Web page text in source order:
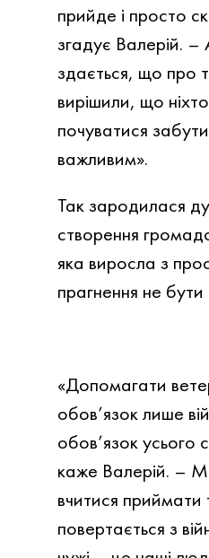
прийде і просто
згадує Валерій. –
здається, що про
вирішили, що
почуватися
важливим».
Так зародилася
створення
яка виросла з
прагнення не
«Допомагати
обов’язок лише
обов’язок усього
каже Валерій. –
вчитися приймати
повертається з